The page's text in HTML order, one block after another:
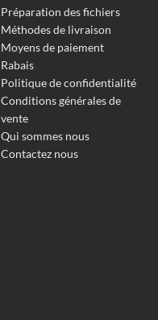
Préparation des fichiers
Méthodes de livraison
Moyens de paiement
Rabais
Politique de confidentialité
Conditions générales de
vente
Qui sommes nous
Contactez nous